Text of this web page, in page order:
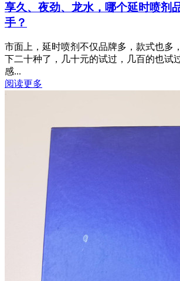
享久、夜劲、龙水，哪个延时喷剂
手？
市面上，延时喷剂不仅品牌多，款式也多
下二十种了，几十元的试过，几百的也试
感...
阅读更多